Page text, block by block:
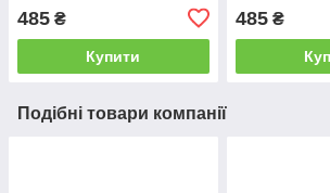
485 ₴
Купити
485₴
Подібні товари компанії